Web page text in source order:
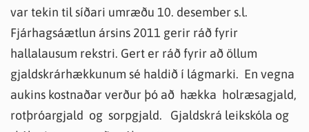
var tekin til síðari umræðu 10. desember s.l.
Fjárhagsáætlun ársins 2011 gerir ráð fyrir
hallalausum rekstri. Gert er ráð fyrir að öllum
gjaldskrárhækkunum sé haldið í lágmarki. En vegna
aukins kostnaðar verður þó að hækka holræsagjald,
rotþróargjald og sorpgjald. Gjaldskrá leikskóla og